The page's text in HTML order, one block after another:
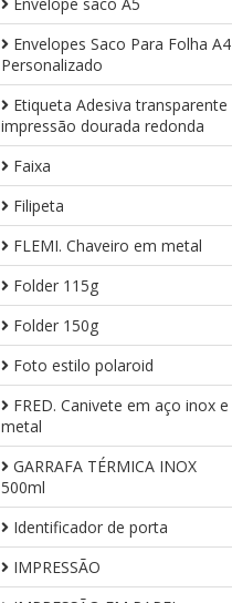
Envelopes Saco Para Folha A4
Personalizado
Etiqueta Adesiva transparente
impressão dourada redonda
Faixa
Filipeta
FLEMI. Chaveiro em metal
Folder 115g
Folder 150g
Foto estilo polaroid
FRED. Canivete em aço inox e
metal
GARRAFA TÉRMICA INOX
500ml
Identificador de porta
IMPRESSÃO